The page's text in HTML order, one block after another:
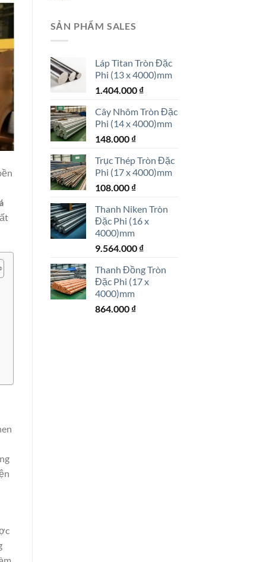
SẢN PHẨM SALES
Láp Titan Tròn Đặc
Phi (13 x 4000)mm
1.404.000 ₫
Cây Nhôm Tròn Đặc
Phi (14 x 4000)mm
148.000 ₫
Trục Thép Tròn Đặc
Phi (17 x 4000)mm
108.000 ₫
Thanh Niken Tròn
Đặc Phi (16 x
4000)mm
9.564.000 ₫
Thanh Đồng Tròn
Đặc Phi (17 x
4000)mm
864.000 ₫